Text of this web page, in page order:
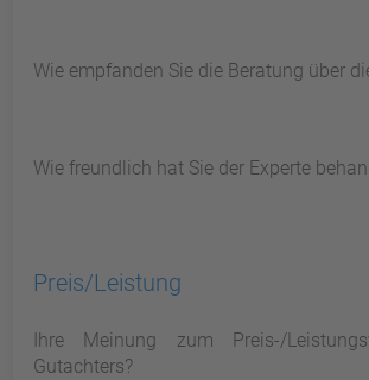
Wie empfanden Sie die Beratung über
Wie freundlich hat Sie der Experte
Preis/Leistung
Ihre Meinung zum Preis-/
Gutachters?